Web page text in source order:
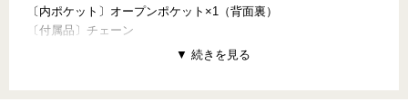
〔内ポケット〕オープンポケット×1（背面裏）
〔付属品〕チェーン